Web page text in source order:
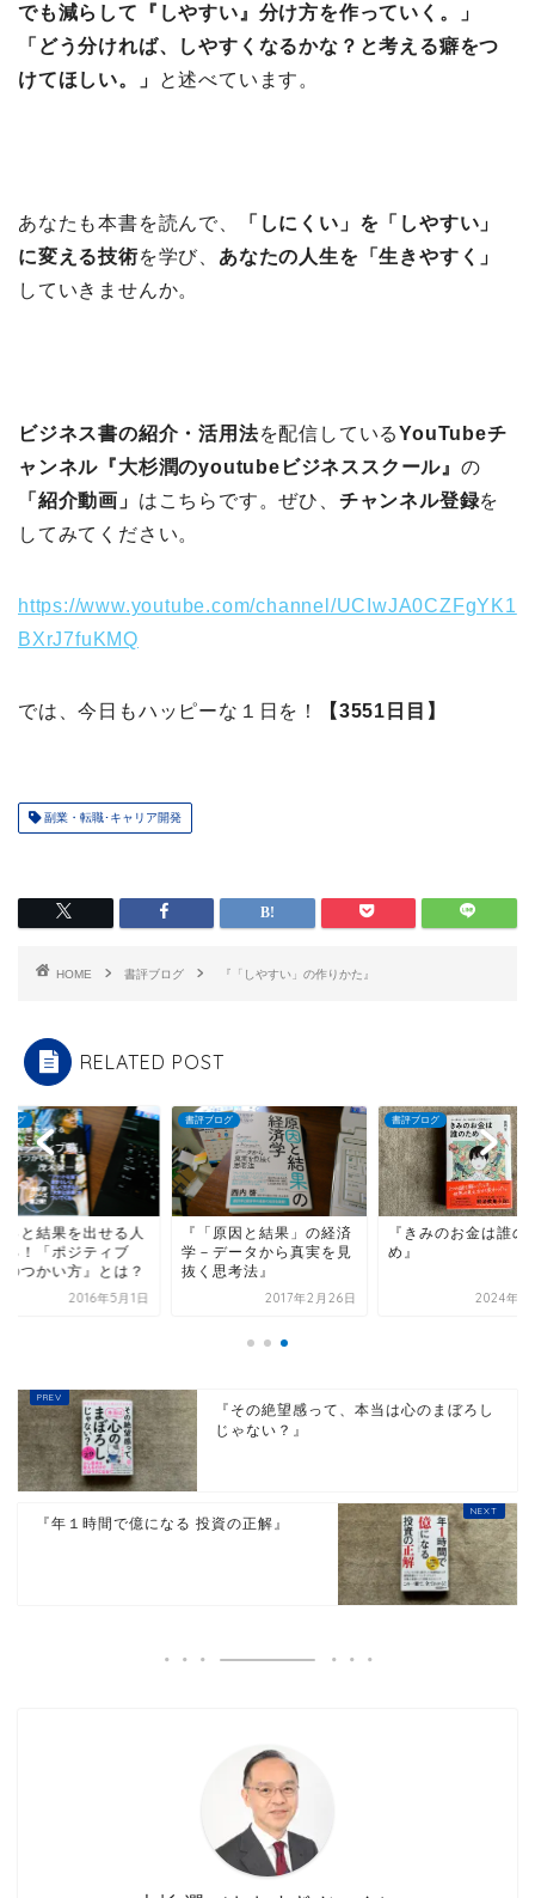
でも減らして『しやすい』分け方を作っていく。」
「どう分ければ、しやすくなるかな？と考える癖をつ
けてほしい。」
と述べています。
あなたも本書を読んで、
「しにくい」を「しやすい」
に変える技術を学び、 あなたの人生を「生きやすく」
していきませんか。
ビジネス書の紹介・活用法を配信しているYouTubeチ
ャンネル『大杉潤のyoutubeビジネススクール』 の
「紹介動画」 はこちらです。ぜひ、 チャンネル登録を
してみてください。
https://www.youtube.com/channel/UCIwJA0CZFgYK1
BXrJ7fuKMQ
では、今日もハッピーな１日を！ 【3551日目】
副業・転職･キャリア開発
HOME 書評ブログ 『「しやすい」の作りかた』
RELATED POST
ログ
っと結果を出せる人
る！「ポジティブ
のつかい方』とは？
2016年5月1日
書評ブログ
『「原因と結果」の経済
学－データから真実を見
抜く思考法』
2017年2月26日
書評ブログ
『きみのお金は誰の
め』
2024年1
『その絶望感って、本当は心のまぼろし
じゃない？』
『年１時間で億になる 投資の正解』